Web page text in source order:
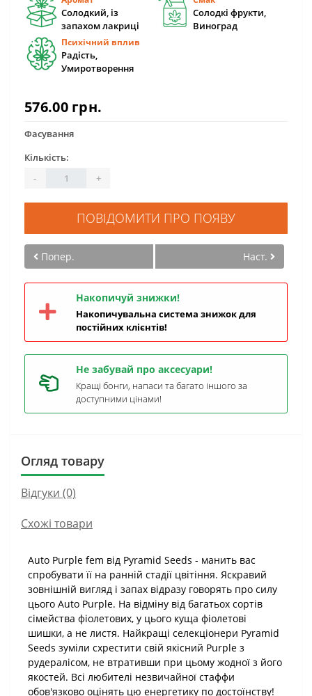
Солодкий, із
запахом лакриці
Солодкі фрукти,
Виноград
Психічний вплив
Радість,
Умиротворення
576.00 грн.
Фасування
Кількість:
-
+
ПОВІДОМИТИ ПРО ПОЯВУ
Попер. Наст.
Накопичуй знижки!
Накопичувальна система знижок для
постійних клієнтів!
Не забувай про аксесуари!
Кращі бонги, напаси та багато іншого за
доступними цінами!
Огляд товару
Відгуки (0)
Схожі товари
Auto Purple fem від Pyramid Seeds - манить вас
спробувати її на ранній стадії цвітіння. Яскравий
зовнішній вигляд і запах відразу говорять про силу
цього Auto Purple. На відміну від багатьох сортів
сімейства фіолетових, у цього куща фіолетові
шишки, а не листя. Найкращі селекціонери Pyramid
Seeds зуміли схрестити свій якісний Purple з
рудералісом, не втративши при цьому жодної з його
якостей. Всі любителі незвичайної стаффи
обов'язково оцінять цю енергетику по достоїнству!